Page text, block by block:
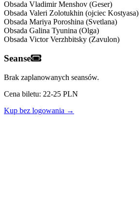
Obsada Vladimir Menshov (Geser)
Obsada Valeri Zolotukhin (ojciec Kostyasa)
Obsada Mariya Poroshina (Svetlana)
Obsada Galina Tyunina (Olga)
Obsada Victor Verzhbitsky (Zavulon)
Seanse
Brak zaplanowanych seansów.
Cena biletu: 22-25 PLN
Kup bez logowania →